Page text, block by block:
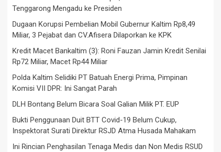
Tenggarong Mengadu ke Presiden
Dugaan Korupsi Pembelian Mobil Gubernur Kaltim Rp8,49
Miliar, 3 Pejabat dan CV.Afisera Dilaporkan ke KPK
Kredit Macet Bankaltim (3): Roni Fauzan Jamin Kredit Senilai
Rp72 Miliar, Macet Rp44 Miliar
Polda Kaltim Selidiki PT Batuah Energi Prima, Pimpinan
Komisi VII DPR: Ini Sangat Parah
DLH Bontang Belum Bicara Soal Galian Milik PT. EUP
Bukti Penggunaan Duit BTT Covid-19 Belum Cukup,
Inspektorat Surati Direktur RSJD Atma Husada Mahakam
Ini Rincian Penghasilan Tenaga Medis dan Non Medis RSUD